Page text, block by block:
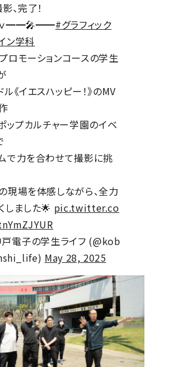
、完了！
━━🎤━━#グラフィック
ン学科
ロモーションコースの学生
ル《イエスハッピー！》のMV
ップカルチャー学園のイベ
で力を合わせて撮影に挑
現場を体感しながら、全力
しました🌟 pic.twitter.co
電子の学生ライフ (@kob
May 28, 2025